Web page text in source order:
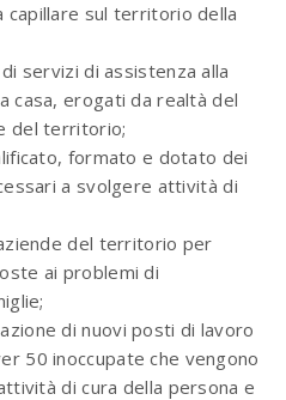
capillare sul territorio della
servizi di assistenza alla
casa, erogati da realtà del
del territorio;
formato e dotato dei
a svolgere attività di
del territorio per
ai problemi di
di nuovi posti di lavoro
50 inoccupate che vengono
di cura della persona e